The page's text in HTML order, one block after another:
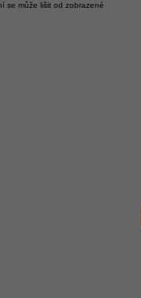
se může lišit od zobrazené